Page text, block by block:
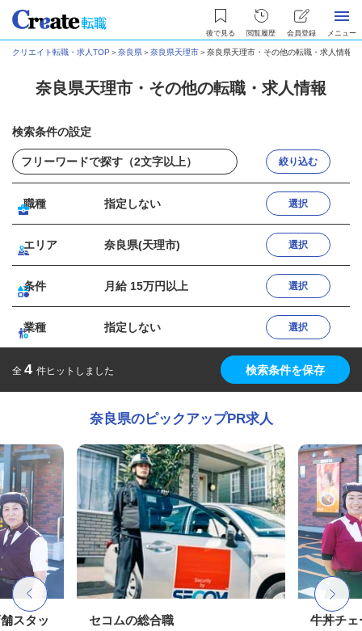
後で見る 閲覧履歴 会員登録 メニュー
クリエイト転職・求人TOP ＞奈良県＞奈良県天理市＞奈良県天理市・その他の転職・求人情報
奈良県天理市・その他の転職・求人情報
検索条件の設定
絞り込む
職種 指定しない 選択
エリア 奈良県(天理市) 選択
条件 月給 15万円以上 選択
業種 指定しない 選択
全 4 件ヒットしました 検索条件を保存
奈良県のピックアップPR求人
スタッ セコムの総合職
牛丼チェ